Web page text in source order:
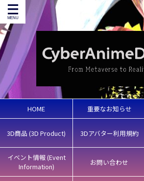
HOME 重要なお知らせ
3D商品 (3D Product) 3Dアバター利用規約
イベント情報 (Event
Information)
お問い合わせ